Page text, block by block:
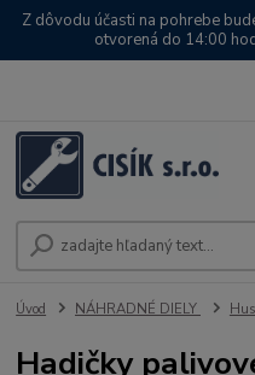
Z dôvodu účasti na pohrebe
otvorená do 14:00
Úvod NÁHRADNÉ DIELY
Hadičky